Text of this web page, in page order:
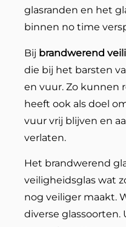
glasranden en het
binnen no time
Bij brandwerend
die bij het barsten
en vuur. Zo kunnen
heeft ook als doel
vuur vrij blijven en
verlaten.
Het brandwerend
veiligheidsglas wat
nog veiliger maakt.
diverse